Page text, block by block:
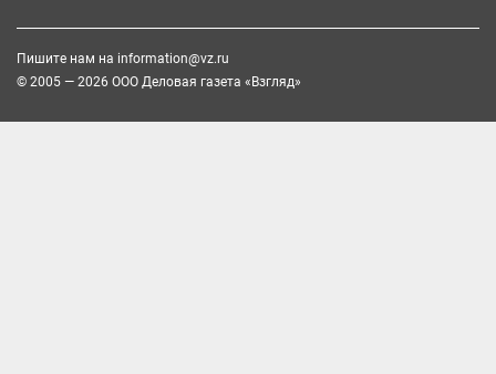
Пишите нам на information@vz.ru
© 2005 — 2026 ООО Деловая газета «Взгляд»